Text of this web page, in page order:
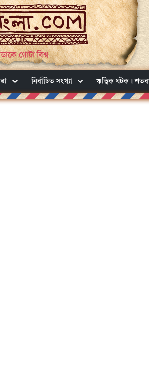
গোটা বিশ্ব
নির্বাচিত সংখ্যা ঋত্বিক ঘটক।